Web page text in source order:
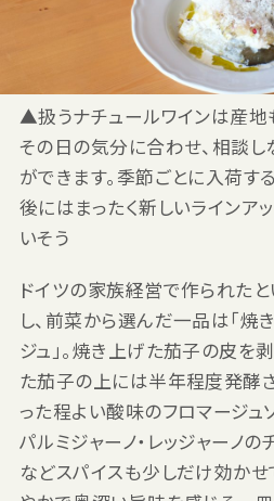
▲扱うナチュールワインは産地
その日の気分に合わせ、相談
ができます。季節ごとに入荷
後にはまったく新しいラインア
いそう
ドイツの家族経営で作られたと
し、前菜から選んだ一品は「焼
ジュ」。焼き上げた茄子の皮を
た茄子の上には半年程度発酵
った程よい酸味のフロマージュ
パルミジャーノ・レッジャーノ
などスパイスも少しだけ効かせ